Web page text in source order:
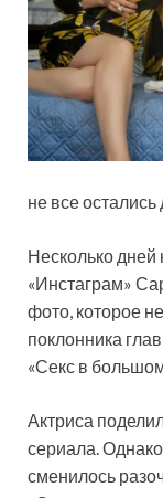
не все
Несколько дней
«Инстаграм»
фото, которое
поклонника
«Секс в
Актриса
сериала.
сменилось